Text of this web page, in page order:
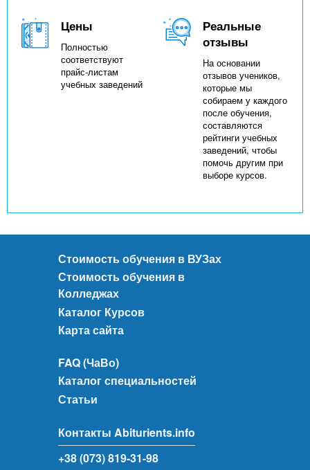
Цены
Полностью
соответствуют
прайс-листам
учебных заведений
Реальные
отзывы
На основании
отзывов учеников,
которые мы
собираем у каждого
после обучения,
составляются
рейтинги учебных
заведений, чтобы
помочь другим при
выборе курсов.
Стоимость обучения в ВУЗах
Стоимость обучения в
Колледжах
Каталог Курсов
Карта сайта
FAQ (ЧаВо)
Каталог специальностей
Статьи
Контакты Abiturients.info
+38 (073) 819-31-98